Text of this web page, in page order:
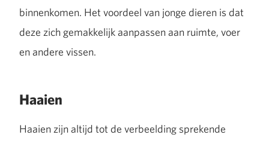
binnenkomen. Het voordeel van jonge dieren is dat
deze zich gemakkelijk aanpassen aan ruimte, voer
en andere vissen.
Haaien
Haaien zijn altijd tot de verbeelding sprekende